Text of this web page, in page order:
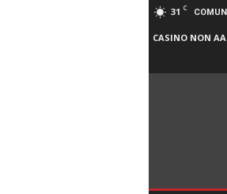
31 C
CASINO NON